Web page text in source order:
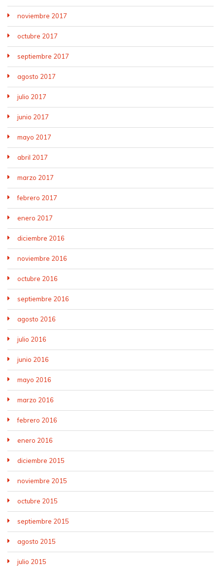
noviembre 2017
octubre 2017
septiembre 2017
agosto 2017
julio 2017
junio 2017
mayo 2017
abril 2017
marzo 2017
febrero 2017
enero 2017
diciembre 2016
noviembre 2016
octubre 2016
septiembre 2016
agosto 2016
julio 2016
junio 2016
mayo 2016
marzo 2016
febrero 2016
enero 2016
diciembre 2015
noviembre 2015
octubre 2015
septiembre 2015
agosto 2015
julio 2015